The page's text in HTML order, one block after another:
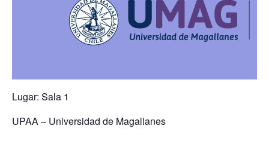
Lugar: Sala 1
UPAA – Universidad de Magallanes